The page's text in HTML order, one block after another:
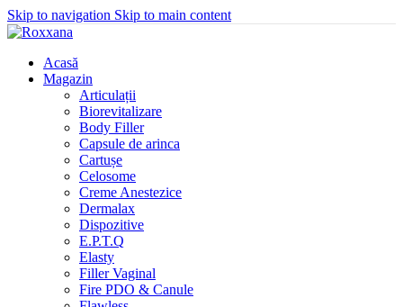
Skip to navigation Skip to main content
Acasă
Magazin
Articulații
Biorevitalizare
Body Filler
Capsule de arinca
Cartușe
Celosome
Creme Anestezice
Dermalax
Dispozitive
E.P.T.Q
Elasty
Filler Vaginal
Fire PDO & Canule